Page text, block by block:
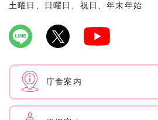
土曜日、日曜日、祝日、年末年始
庁舎案内